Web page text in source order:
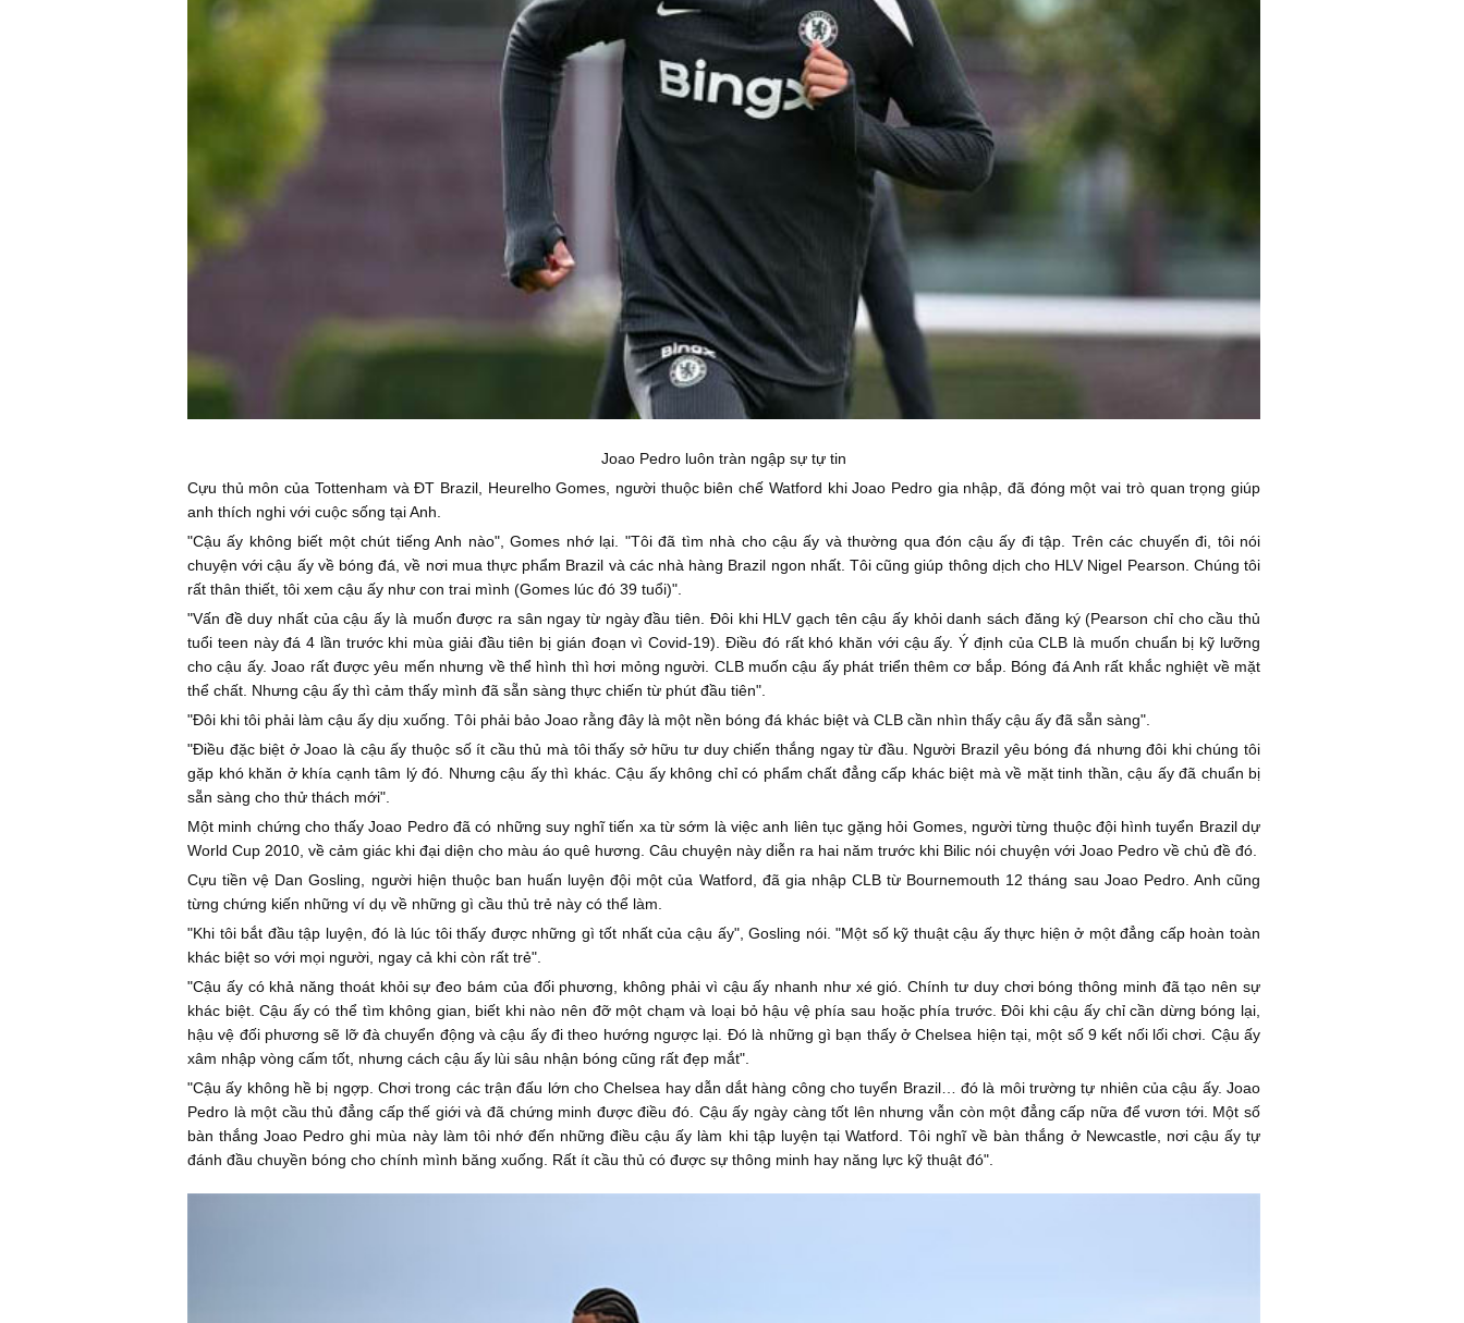
Joao Pedro luôn tràn ngập sự tự tin
Cựu thủ môn của Tottenham và ĐT Brazil, Heurelho Gomes, người thuộc biên chế Watford khi Joao Pedro gia nhập, đã đóng một vai trò quan trọng giúp
anh thích nghi với cuộc sống tại Anh.
"Cậu ấy không biết một chút tiếng Anh nào", Gomes nhớ lại. "Tôi đã tìm nhà cho cậu ấy và thường qua đón cậu ấy đi tập. Trên các chuyến đi, tôi nói
chuyện với cậu ấy về bóng đá, về nơi mua thực phẩm Brazil và các nhà hàng Brazil ngon nhất. Tôi cũng giúp thông dịch cho HLV Nigel Pearson. Chúng tôi
rất thân thiết, tôi xem cậu ấy như con trai mình (Gomes lúc đó 39 tuổi)".
"Vấn đề duy nhất của cậu ấy là muốn được ra sân ngay từ ngày đầu tiên. Đôi khi HLV gạch tên cậu ấy khỏi danh sách đăng ký (Pearson chỉ cho cầu thủ
tuổi teen này đá 4 lần trước khi mùa giải đầu tiên bị gián đoạn vì Covid-19). Điều đó rất khó khăn với cậu ấy. Ý định của CLB là muốn chuẩn bị kỹ lưỡng
cho cậu ấy. Joao rất được yêu mến nhưng về thể hình thì hơi mỏng người. CLB muốn cậu ấy phát triển thêm cơ bắp. Bóng đá Anh rất khắc nghiệt về mặt
thể chất. Nhưng cậu ấy thì cảm thấy mình đã sẵn sàng thực chiến từ phút đầu tiên".
"Đôi khi tôi phải làm cậu ấy dịu xuống. Tôi phải bảo Joao rằng đây là một nền bóng đá khác biệt và CLB cần nhìn thấy cậu ấy đã sẵn sàng".
"Điều đặc biệt ở Joao là cậu ấy thuộc số ít cầu thủ mà tôi thấy sở hữu tư duy chiến thắng ngay từ đầu. Người Brazil yêu bóng đá nhưng đôi khi chúng tôi
gặp khó khăn ở khía cạnh tâm lý đó. Nhưng cậu ấy thì khác. Cậu ấy không chỉ có phẩm chất đẳng cấp khác biệt mà về mặt tinh thần, cậu ấy đã chuẩn bị
sẵn sàng cho thử thách mới".
Một minh chứng cho thấy Joao Pedro đã có những suy nghĩ tiến xa từ sớm là việc anh liên tục gặng hỏi Gomes, người từng thuộc đội hình tuyển Brazil dự
World Cup 2010, về cảm giác khi đại diện cho màu áo quê hương. Câu chuyện này diễn ra hai năm trước khi Bilic nói chuyện với Joao Pedro về chủ đề đó.
Cựu tiền vệ Dan Gosling, người hiện thuộc ban huấn luyện đội một của Watford, đã gia nhập CLB từ Bournemouth 12 tháng sau Joao Pedro. Anh cũng
từng chứng kiến những ví dụ về những gì cầu thủ trẻ này có thể làm.
"Khi tôi bắt đầu tập luyện, đó là lúc tôi thấy được những gì tốt nhất của cậu ấy", Gosling nói. "Một số kỹ thuật cậu ấy thực hiện ở một đẳng cấp hoàn toàn
khác biệt so với mọi người, ngay cả khi còn rất trẻ".
"Cậu ấy có khả năng thoát khỏi sự đeo bám của đối phương, không phải vì cậu ấy nhanh như xé gió. Chính tư duy chơi bóng thông minh đã tạo nên sự
khác biệt. Cậu ấy có thể tìm không gian, biết khi nào nên đỡ một chạm và loại bỏ hậu vệ phía sau hoặc phía trước. Đôi khi cậu ấy chỉ cần dừng bóng lại,
hậu vệ đối phương sẽ lỡ đà chuyển động và cậu ấy đi theo hướng ngược lại. Đó là những gì bạn thấy ở Chelsea hiện tại, một số 9 kết nối lối chơi. Cậu ấy
xâm nhập vòng cấm tốt, nhưng cách cậu ấy lùi sâu nhận bóng cũng rất đẹp mắt".
"Cậu ấy không hề bị ngợp. Chơi trong các trận đấu lớn cho Chelsea hay dẫn dắt hàng công cho tuyển Brazil… đó là môi trường tự nhiên của cậu ấy. Joao
Pedro là một cầu thủ đẳng cấp thế giới và đã chứng minh được điều đó. Cậu ấy ngày càng tốt lên nhưng vẫn còn một đẳng cấp nữa để vươn tới. Một số
bàn thắng Joao Pedro ghi mùa này làm tôi nhớ đến những điều cậu ấy làm khi tập luyện tại Watford. Tôi nghĩ về bàn thắng ở Newcastle, nơi cậu ấy tự
đánh đầu chuyền bóng cho chính mình băng xuống. Rất ít cầu thủ có được sự thông minh hay năng lực kỹ thuật đó".